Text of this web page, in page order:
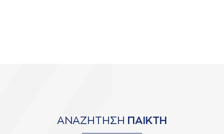
ΑΝΑΖΗΤΗΣΗ ΠΑΙΚΤΗ